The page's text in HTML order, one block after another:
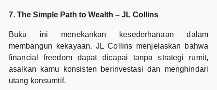
7. The Simple Path to Wealth – JL Collins
Buku ini menekankan kesederhanaan dalam
membangun kekayaan. JL Collins menjelaskan bahwa
financial freedom dapat dicapai tanpa strategi rumit,
asalkan kamu konsisten berinvestasi dan menghindari
utang konsumtif.